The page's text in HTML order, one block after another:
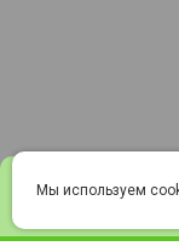
Войти
Мы используем